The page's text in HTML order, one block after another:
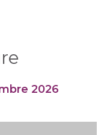
2026